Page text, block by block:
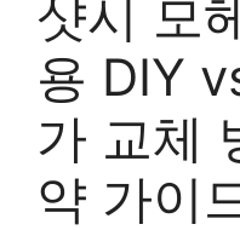
샷시 모
용 DIY
가 교체
약 가이